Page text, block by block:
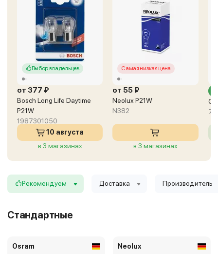
Выбор владельцев
от 377 ₽
Bosch Long Life Daytime
P21W
1987301050
10 августа
в 3 магазинах
Самая низкая цена
от 55 ₽
Neolux P21W
N382
в 3 магазинах
Рекомендуем Доставка Производитель
Стандартные
Osram Neolux